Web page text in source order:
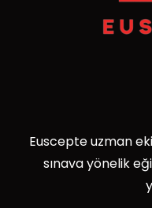
Euscepte uzman
sınava yönelik